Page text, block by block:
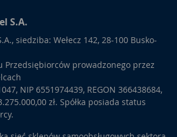
S.A.
siedziba: Wełecz 142, 28-100 Busko-
Przedsiębiorców prowadzonego przez
NIP 6551974439, REGON 366438684,
zł. Spółka posiada status